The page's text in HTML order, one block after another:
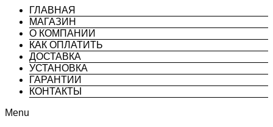
ГЛАВНАЯ
МАГАЗИН
О КОМПАНИИ
КАК ОПЛАТИТЬ
ДОСТАВКА
УСТАНОВКА
ГАРАНТИИ
КОНТАКТЫ
Menu